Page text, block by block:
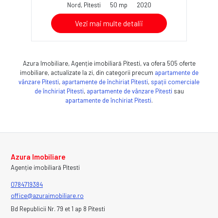
Nord, Pitesti 50 mp 2020
Vezi mai multe detalii
Azura Imobiliare, Agenție imobiliară Pitesti, va ofera 505 oferte
imobiliare, actualizate la zi, din categorii precum apartamente de
vânzare Pitesti, apartamente de închiriat Pitesti, spații comerciale
de închiriat Pitesti, apartamente de vânzare Pitesti sau
apartamente de închiriat Pitesti.
Azura Imobiliare
Agenție imobiliară Pitesti
0784719384
office@azuraimobiliare.ro
Bd Republicii Nr. 79 et 1 ap 8 Pitesti